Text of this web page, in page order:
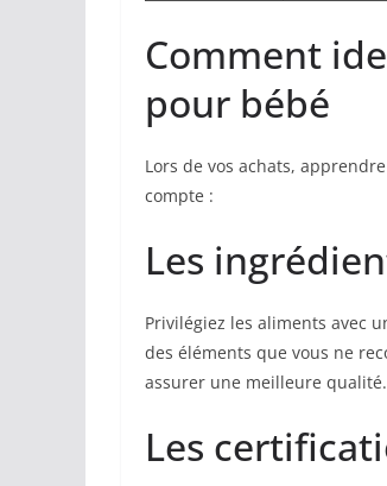
Comment
pour bébé
Lors de vos achats,
compte :
Les
Privilégiez les aliments avec
des éléments que vous ne
assurer une meilleure qualité.
Les